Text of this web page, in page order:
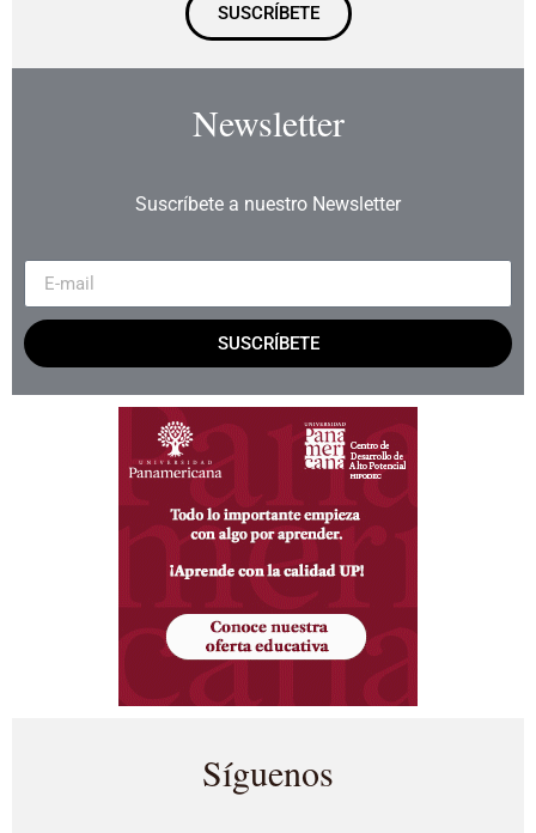
SUSCRÍBETE
Newsletter
Suscríbete a nuestro Newsletter
SUSCRÍBETE
Síguenos